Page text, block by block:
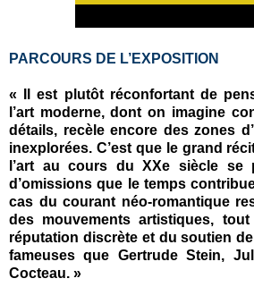
PARCOURS DE L’EXPOSITION
« Il est plutôt réconfortant de
l’art moderne, dont on imagine
détails, recèle encore des zones
inexplorées. C’est que le grand
l’art au cours du XXe siècle se
d’omissions que le temps
cas du courant néo-romantique
des mouvements artistiques,
réputation discrète et du soutien
fameuses que Gertrude Stein,
Cocteau. »